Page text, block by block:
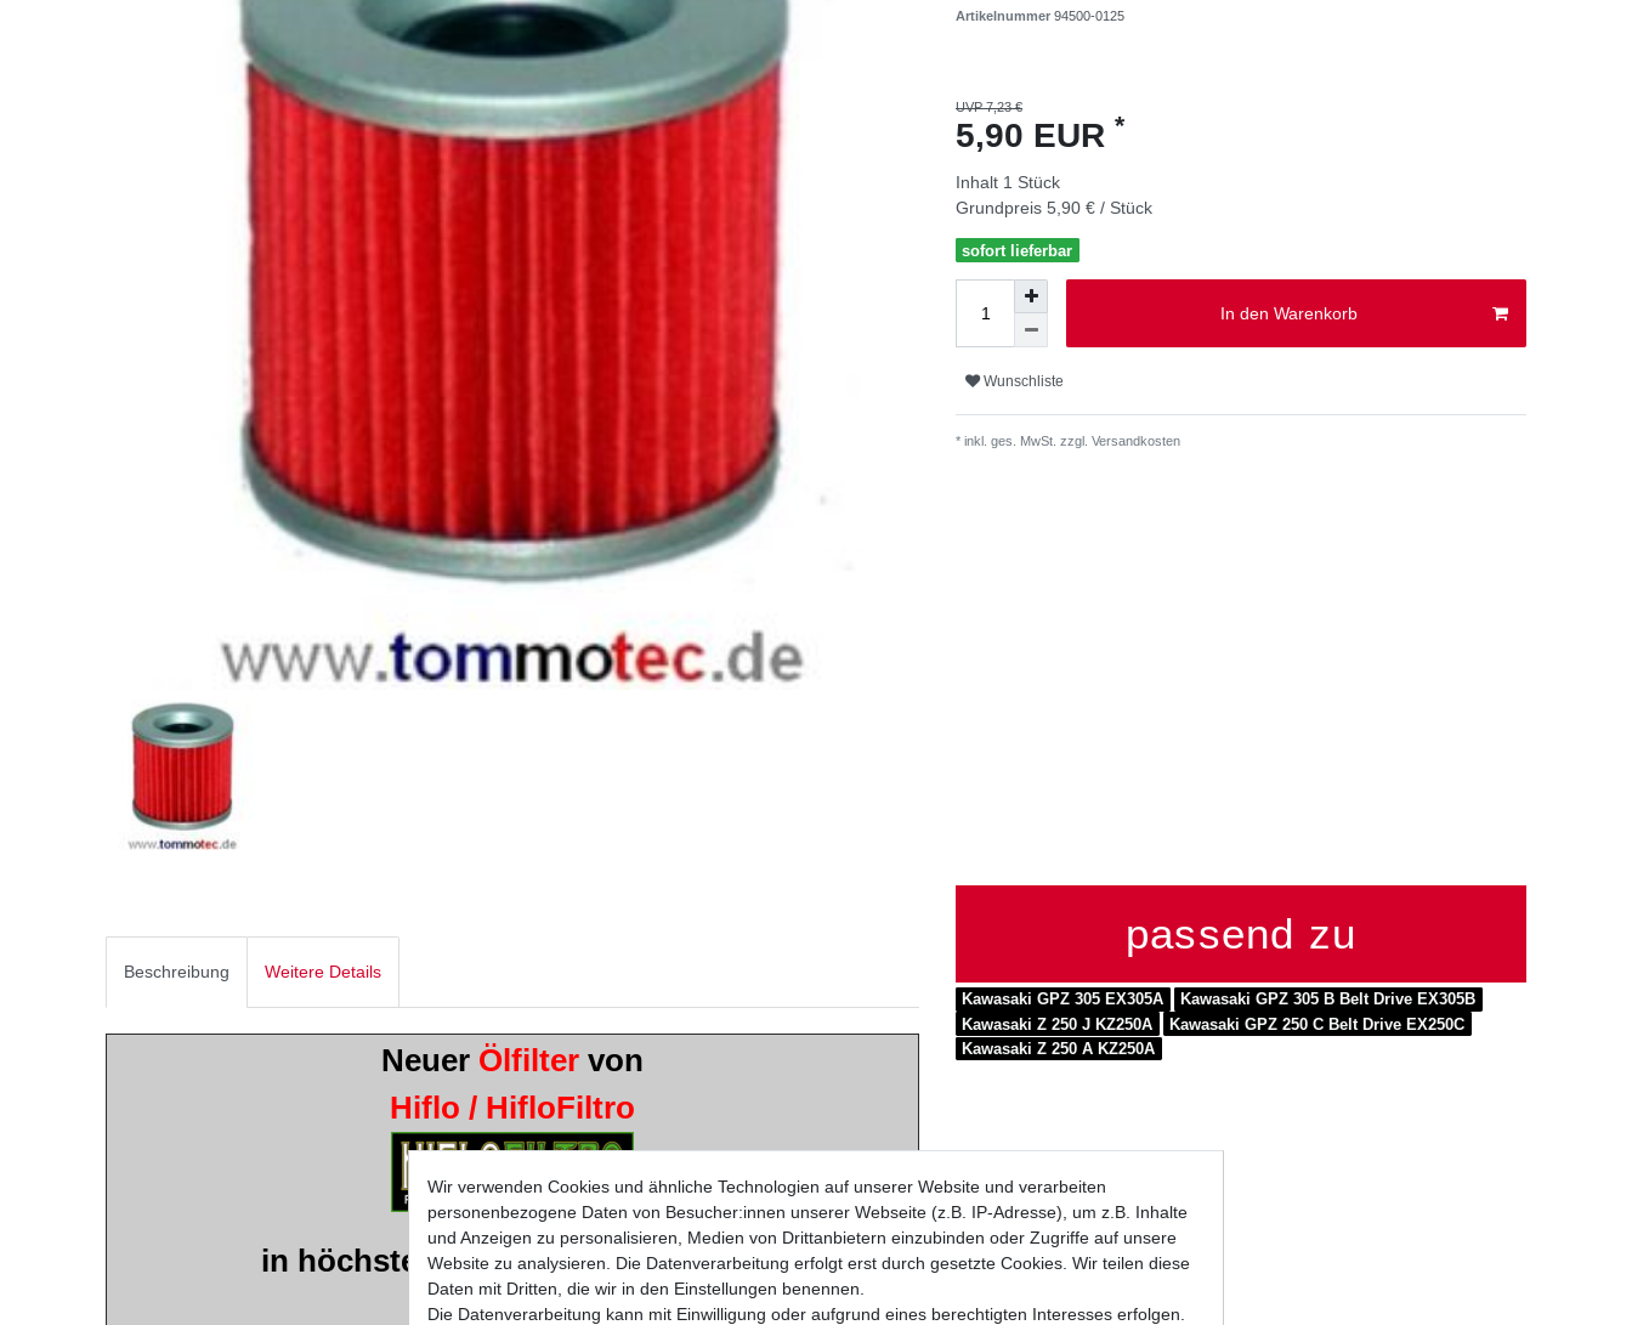
Artikelnummer 94500-0125
UVP 7,23 €
5,90 EUR *
Inhalt 1 Stück
Grundpreis 5,90 € / Stück
sofort lieferbar
In den Warenkorb
Wunschliste
* inkl. ges. MwSt. zzgl. Versandkosten
Beschreibung Weitere Details
Neuer Ölfilter von
Hiflo / HifloFiltro
in höchster Qualität - TÜV geprüft
Musterbild
passend zu
Kawasaki GPZ 305 EX305A
Kawasaki GPZ 305 B Belt Drive EX305B
Kawasaki Z 250 J KZ250A
Kawasaki GPZ 250 C Belt Drive EX250C
Kawasaki Z 250 A KZ250A
Wir verwenden Cookies und ähnliche Technologien auf unserer Website und verarbeiten
personenbezogene Daten von Besucher:innen unserer Webseite (z.B. IP-Adresse), um z.B. Inhalte
und Anzeigen zu personalisieren, Medien von Drittanbietern einzubinden oder Zugriffe auf unsere
Website zu analysieren. Die Datenverarbeitung erfolgt erst durch gesetzte Cookies. Wir teilen diese
Daten mit Dritten, die wir in den Einstellungen benennen.
Die Datenverarbeitung kann mit Einwilligung oder aufgrund eines berechtigten Interesses erfolgen.